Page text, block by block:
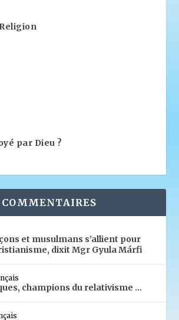
par Dieu ?
et musulmans s’allient pour
dixit Mgr Gyula Márfi
champions du relativisme …